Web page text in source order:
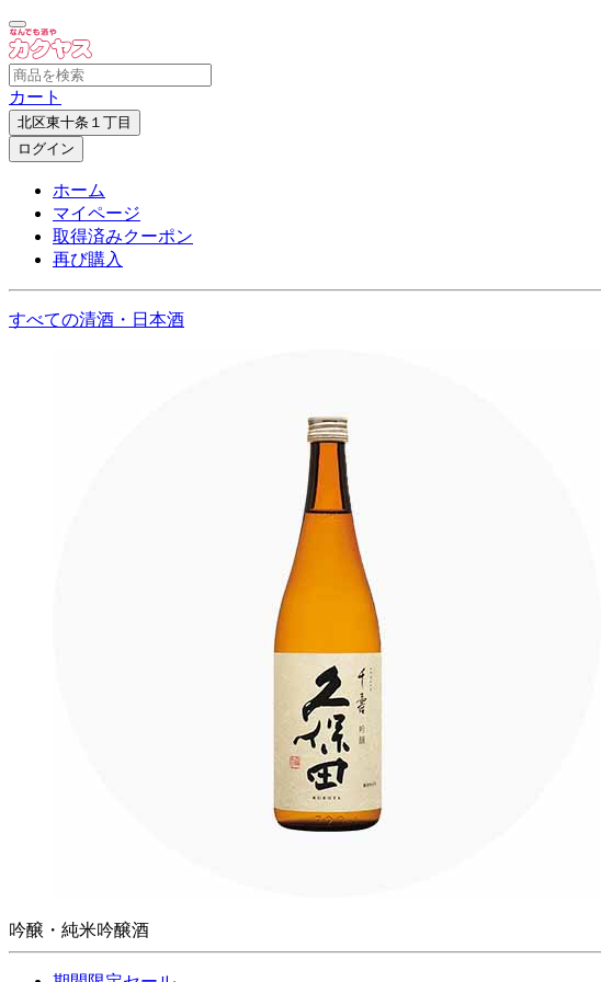
カート
北区東十条１丁目
ログイン
ホーム
マイページ
取得済みクーポン
再び購入
すべての清酒・日本酒
吟醸・純米吟醸酒